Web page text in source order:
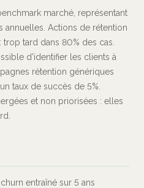
marché, représentant
Actions de rétention
tard dans 80% des cas.
d'identifier les clients à
rétention génériques
taux de succès de 5%.
et non priorisées : elles
entraîné sur 5 ans